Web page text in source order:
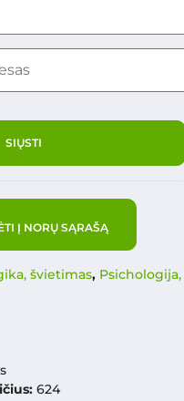
Į NORŲ SĄRAŠĄ
švietimas, Psichologija,
624